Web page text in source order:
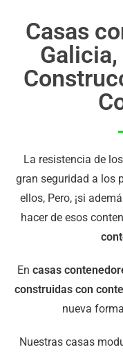
Casas
La resistencia de los
gran seguridad a los
ellos, Pero, ¡si
hacer de esos
En casas
construidas con
nueva
Nuestras casas